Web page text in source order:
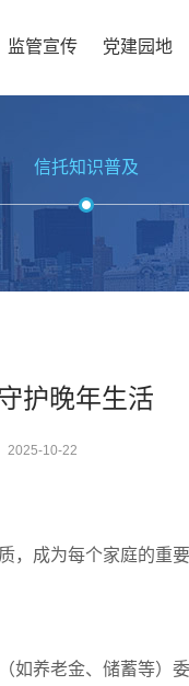
监管宣传 党建园地
信托知识普及
护晚年生活
2025-10-22
成为每个家庭的重
养老金、储蓄等）